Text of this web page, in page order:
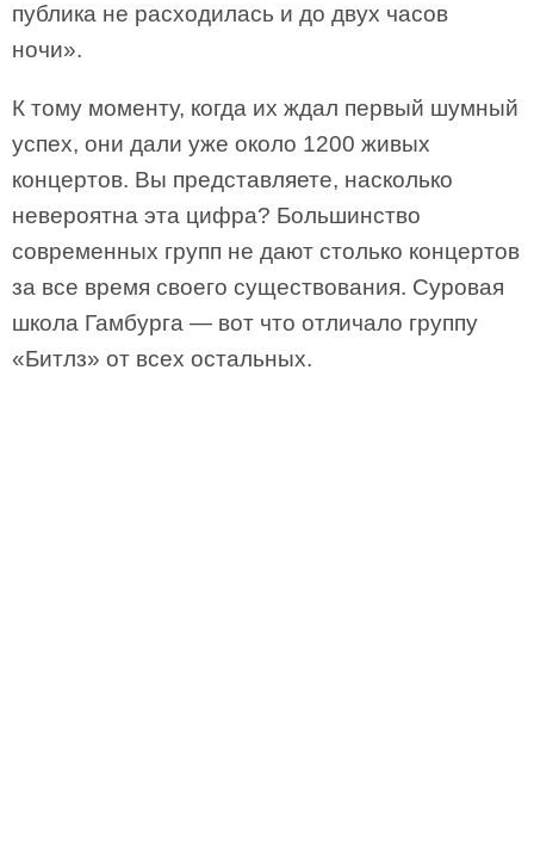
публика не расходилась и до двух часов
ночи».
К тому моменту, когда их ждал первый шумный
успех, они дали уже около 1200 живых
концертов. Вы представляете, насколько
невероятна эта цифра? Большинство
современных групп не дают столько концертов
за все время своего существования. Суровая
школа Гамбурга — вот что отличало группу
«Битлз» от всех остальных.